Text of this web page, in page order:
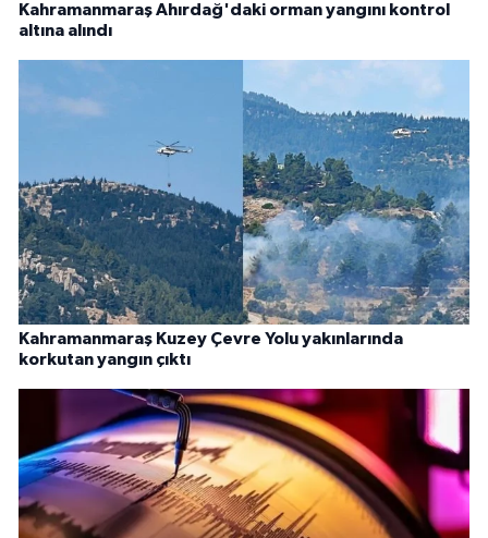
Kahramanmaraş Ahırdağ'daki orman yangını kontrol
altına alındı
Kahramanmaraş Kuzey Çevre Yolu yakınlarında
korkutan yangın çıktı